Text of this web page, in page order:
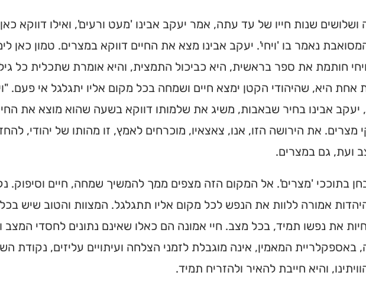
שנות חייו של עד עתה, אמר יעקב אבינו 'מעט ורעים', ואילו דווקא
נאמר בו 'ויחי'. יעקב אבינו מצא את החיים דווקא במצרים. טמון כאן
חותמת את ספר בראשית, היא כביכול התמצית, והיא אומרת שתכלית כל
אחת היא, שהיהודי הקטן ימצא חיים ושמחה בכל מקום אליו יתגלגל אי פעם.
יעקב אבינו בחיר שבאבות, משיג את שלמותו דווקא בשעה שהוא מוצא את
מצרים. את הירושה הזו, אנו, צאצאיו, מוכרחים לאמץ, זו מהותו של יהודי,
ועת, גם במצרים.
בתוככי 'מצרים'. אל המקום הזה מצפים ממך להמשיך שמחה, חיים וסיפוק.
אמורה ללוות את הנפש לכל מקום אליו תתגלגל. המצוות והטוב שיש בכל
את נפשו תמיד, בכל מצב. חיי אמונה הם כאלו שאינם נתונים לחסדי המצב
המאמין, אינה מוגבלת לזמני הצלחה ועיתויים עליזים, נקודת
והיא חייבת להאיר ולהזריח תמיד.
זמני תפילות, שיעורי
הגעה בלחיצת כפתור.